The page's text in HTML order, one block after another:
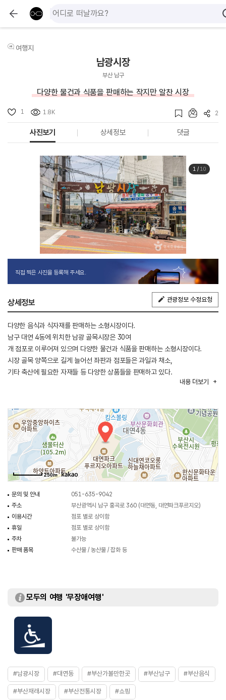
여행지
남광시장
부산 남구
다양한 물건과 식품을 판매하는 작지만 알찬 시장
1 1.8K 2
사진보기 상세정보 댓글
1/ 10
직접 찍은 사진을 등록해 주세요.
상세정보 관광정보 수정요청
다양한 음식과 식자재를 판매하는 소형시장이다.
남구 대연 4동에 위치한 남광 골목시장은 30여
개 점포로 이루어져 있으며 다양한 물건과 식품을 판매하는 소형시장이다.
시장 골목 양쪽으로 길게 늘어선 좌판과 점포들은 과일과 채소,
기타 축산에 필요한 자재들 등 다양한 상품들을 판매하고 있다.
이다.
내용 더보기
250m
문의 및 안내
051-635-9042
주소
부산광역시 남구 홍곡로 360 (대연동, 대연파크푸르지오)
이용시간
점포 별로 상이함
휴일
점포 별로 상이함
주차
불가능
판매 품목
수산물 / 농산물 / 잡화 등
모두의 여행 '무장애여행'
#남광시장 #대연동 #부산가볼만한곳 #부산남구 #부산음식
#부산재래시장 #부산전통시장 #쇼핑